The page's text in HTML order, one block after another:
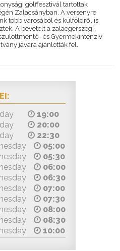
golffesztivál tartottak
Zalacsányban. A versenyre
több városából és külföldről is
A bevételt a zalaegerszegi
és Gyermekintenzív
javára ajánlották fel.
19:00
20:00
22:30
05:00
05:30
06:00
06:30
07:00
07:30
08:00
08:30
10:00